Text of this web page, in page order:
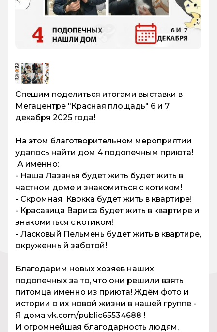
Спешим поделиться итогами выставки в
Мегацентре "Красная площадь" 6 и 7
декабря 2025 года!
На этом благотворительном мероприятии
удалось найти дом 4 подопечным приюта!
А именно:
- Наша Лазанья будет жить будет жить в
частном доме и знакомиться с котиком!
- Скромная Квокка будет жить в квартире!
- Красавица Вариса будет жить в квартире и
знакомиться с котиком!
- Ласковый Пельмень будет жить в квартире,
окруженный заботой!
Благодарим новых хозяев наших
подопечных за то, что они решили взять
питомца именно из приюта! Ждём фото и
истории о их новой жизни в нашей группе -
Я дома vk.com/public65534688 !
И огромнейшая благодарность людям,